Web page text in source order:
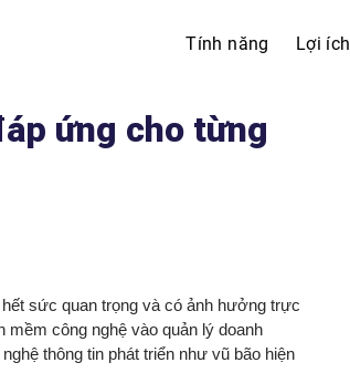
Tính năng Lợi ích
ứng cho từng
sức quan trọng và có ảnh hưởng trực
mềm công nghệ vào quản lý doanh
thông tin phát triển như vũ bão hiện